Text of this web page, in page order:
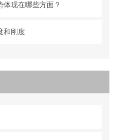
现在哪些方面？
和刚度